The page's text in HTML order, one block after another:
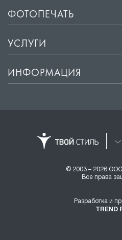
ФОТОПЕЧАТЬ
УСЛУГИ
ИНФОРМАЦИЯ
© 2003 – 2026 ООО
Все права
Разработка и
TREND